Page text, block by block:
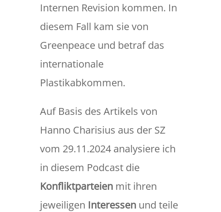
Internen Revision kommen. In
diesem Fall kam sie von
Greenpeace und betraf das
internationale
Plastikabkommen.
Auf Basis des Artikels von
Hanno Charisius aus der SZ
vom 29.11.2024 analysiere ich
in diesem Podcast die
Konfliktparteien mit ihren
jeweiligen Interessenund teile